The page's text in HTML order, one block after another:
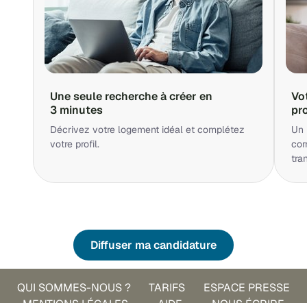
Une seule recherche à créer en
3 minutes
Décrivez votre logement idéal et complétez
votre profil.
Un
Diffuser ma candidature
QUI SOMMES-NOUS ? TARIFS
ESPACE PRESSE